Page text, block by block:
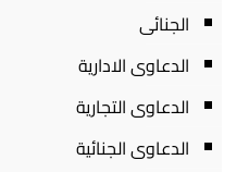
الجنائى
الدعاوى الادارية
الدعاوى التجارية
الدعاوى الجنائية